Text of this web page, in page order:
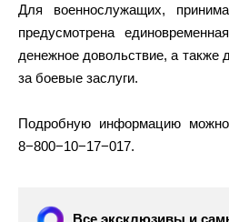
Для военнослужащих,
предусмотрена
денежное довольствие, а также
за боевые заслуги.
Подробную информацию
8−800−10−17−017.
Все эксклюзивы и